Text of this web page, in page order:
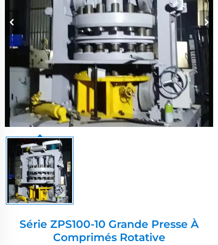
Série ZPS100-10 Grande Presse À
Comprimés Rotative